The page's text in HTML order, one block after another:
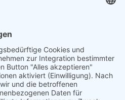
widerrufbar.
eingegebenen Daten
widerrufen oder der
entfällt (z. B. nach
Ihrer Anfrage). Zwingende
– insbesondere